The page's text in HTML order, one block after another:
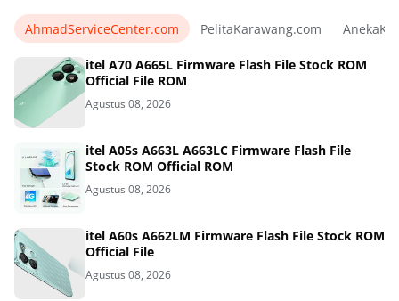
AhmadServiceCenter.com PelitaKarawang.com
itel A70 A665L Firmware Flash File Stock ROM
Official File ROM
Agustus 08, 2026
itel A05s A663L A663LC Firmware Flash File
Stock ROM Official ROM
Agustus 08, 2026
itel A60s A662LM Firmware Flash File Stock ROM
Official File
Agustus 08, 2026